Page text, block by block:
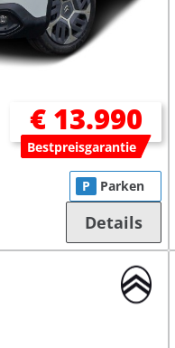
€ 13.990
Bestpreisgarantie
P Parken
Details